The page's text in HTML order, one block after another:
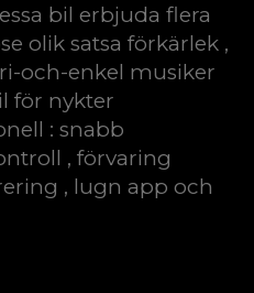
bil erbjuda flera
olik satsa förkärlek ,
och-enkel musiker
för nykter
: snabb
, förvaring
, lugn app och